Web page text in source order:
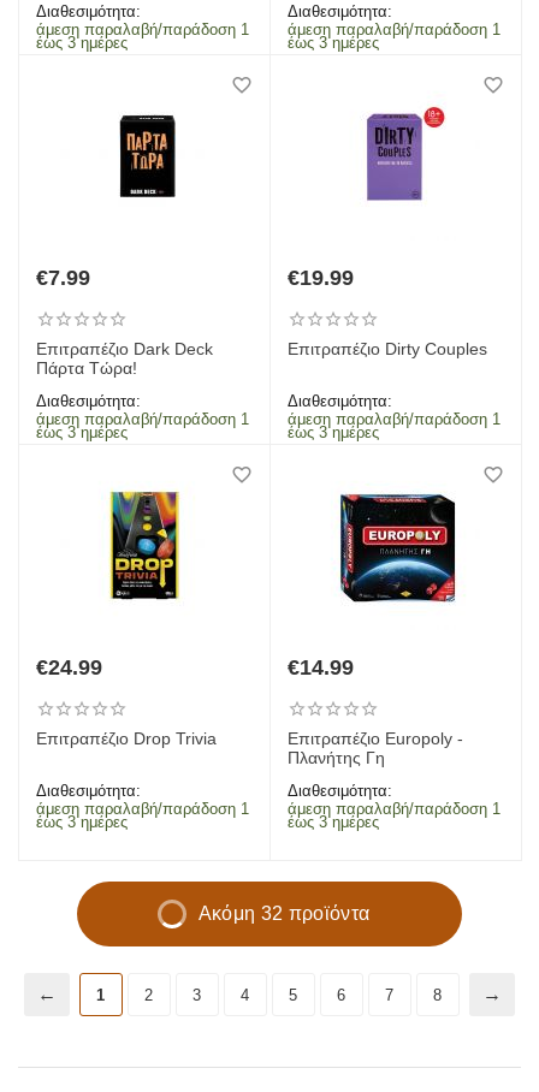
Διαθεσιμότητα:
άμεση παραλαβή/παράδοση 1
έως 3 ημέρες
Διαθεσιμότητα:
άμεση παραλαβή/παράδοση 1
έως 3 ημέρες
€7.99
Επιτραπέζιο Dark Deck
Πάρτα Τώρα!
Διαθεσιμότητα:
άμεση παραλαβή/παράδοση 1
έως 3 ημέρες
€19.99
Επιτραπέζιο Dirty Couples
Διαθεσιμότητα:
άμεση παραλαβή/παράδοση 1
έως 3 ημέρες
€24.99
Επιτραπέζιο Drop Trivia
Διαθεσιμότητα:
άμεση παραλαβή/παράδοση 1
έως 3 ημέρες
€14.99
Επιτραπέζιο Europoly -
Πλανήτης Γη
Διαθεσιμότητα:
άμεση παραλαβή/παράδοση 1
έως 3 ημέρες
Ακόμη 32 προϊόντα
1 2 3 4 5 6 7 8